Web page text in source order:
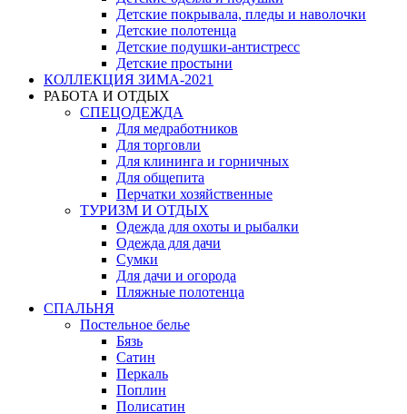
Детские покрывала, пледы и наволочки
Детские полотенца
Детские подушки-антистресс
Детские простыни
КОЛЛЕКЦИЯ ЗИМА-2021
РАБОТА И ОТДЫХ
СПЕЦОДЕЖДА
Для медработников
Для торговли
Для клининга и горничных
Для общепита
Перчатки хозяйственные
ТУРИЗМ И ОТДЫХ
Одежда для охоты и рыбалки
Одежда для дачи
Сумки
Для дачи и огорода
Пляжные полотенца
СПАЛЬНЯ
Постельное белье
Бязь
Сатин
Перкаль
Поплин
Полисатин